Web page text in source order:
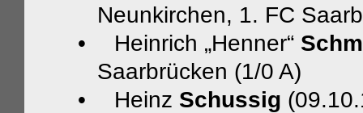
Neunkirchen, 1. FC
•
Heinrich „Henner“
Saarbrücken (1/0 A)
•
Heinz Schussig